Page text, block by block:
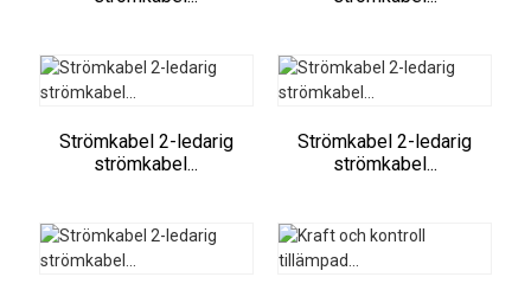
Strömkabel 2-ledarig
strömkabel...
Strömkabel 2-ledarig
strömkabel...